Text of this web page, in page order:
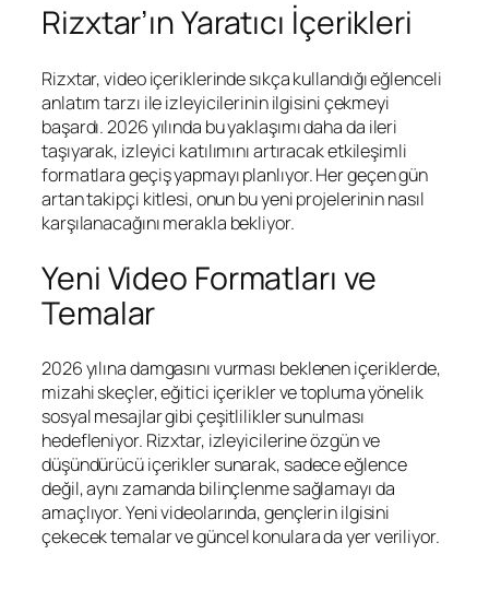
Rizxtar’ın Yaratıcı İçerikleri
Rizxtar, video içeriklerinde sıkça kullandığı eğlenceli
anlatım tarzı ile izleyicilerinin ilgisini çekmeyi
başardı. 2026 yılında bu yaklaşımı daha da ileri
taşıyarak, izleyici katılımını artıracak etkileşimli
formatlara geçiş yapmayı planlıyor. Her geçen gün
artan takipçi kitlesi, onun bu yeni projelerinin nasıl
karşılanacağını merakla bekliyor.
Yeni Video Formatları ve
Temalar
2026 yılına damgasını vurması beklenen içeriklerde,
mizahi skeçler, eğitici içerikler ve topluma yönelik
sosyal mesajlar gibi çeşitlilikler sunulması
hedefleniyor. Rizxtar, izleyicilerine özgün ve
düşündürücü içerikler sunarak, sadece eğlence
değil, aynı zamanda bilinçlenme sağlamayı da
amaçlıyor. Yeni videolarında, gençlerin ilgisini
çekecek temalar ve güncel konulara da yer veriliyor.